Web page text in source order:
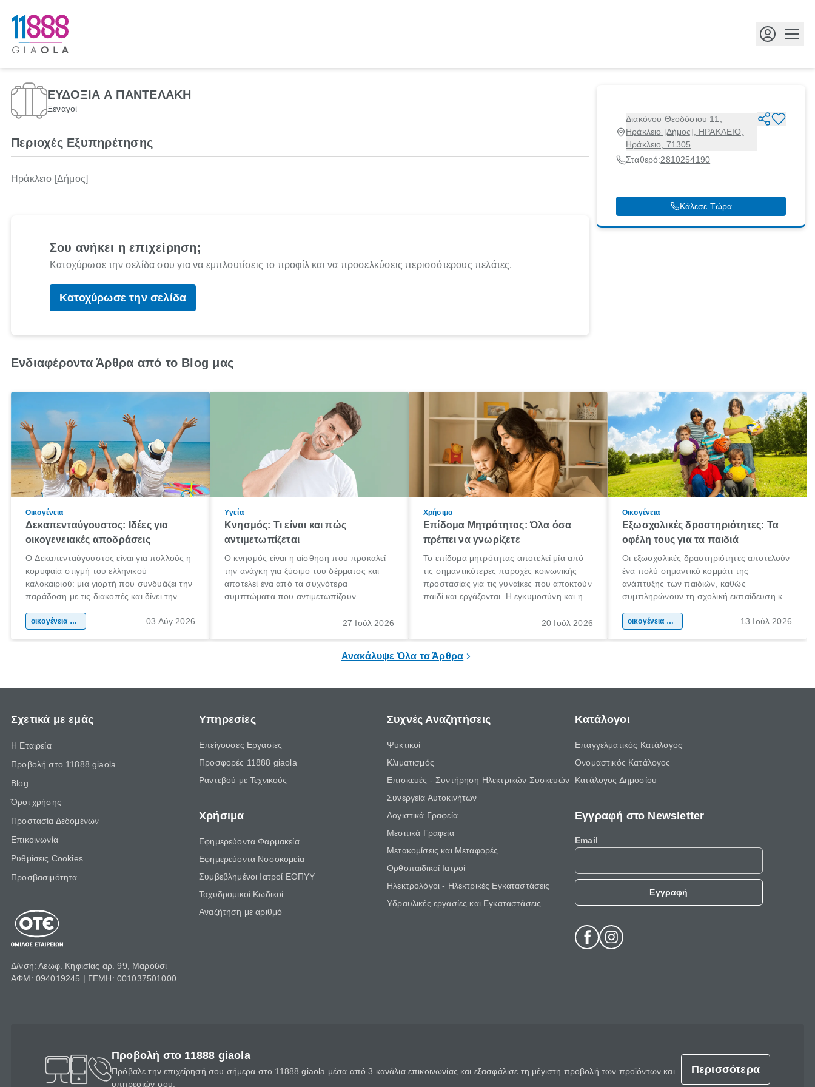
ΕΥΔΟΞΙΑ Α ΠΑΝΤΕΛΑΚΗ
Ξεναγοί
Διακόνου Θεοδόσιου 11,
Ηράκλειο [Δήμος], ΗΡΑΚΛΕΙΟ,
Ηράκλειο, 71305
Σταθερό:2810254190
Κάλεσε Τώρα
Περιοχές Εξυπηρέτησης
Ηράκλειο [Δήμος]
Σου ανήκει η επιχείρηση;
Κατοχύρωσε την σελίδα σου για να εμπλουτίσεις το προφίλ και να προσελκύσεις περισσότερους πελάτες.
Κατοχύρωσε την σελίδα
Ενδιαφέροντα Άρθρα από το Blog μας
Οικογένεια
Δεκαπενταύγουστος: Ιδέες για
οικογενειακές αποδράσεις
Ο Δεκαπενταύγουστος είναι για πολλούς η
κορυφαία στιγμή του ελληνικού
καλοκαιριού: μια γιορτή που συνδυάζει την
παράδοση με τις διακοπές και δίνει την
χώρας. Είτε πρόκειται για λίγες μέρες
οικογένεια & παιδί 03 Αύγ 2026
Υγεία
Κνησμός: Τι είναι και πώς
αντιμετωπίζεται
Ο κνησμός είναι η αίσθηση που προκαλεί
την ανάγκη για ξύσιμο του δέρματος και
αποτελεί ένα από τα συχνότερα
συμπτώματα που αντιμετωπίζουν
πληροφορίες για το «κνησμός τι είναι»,
27 Ιούλ 2026
Χρήσιμα
Επίδομα Μητρότητας: Όλα όσα
πρέπει να γνωρίζετε
Το επίδομα μητρότητας αποτελεί μία από
τις σημαντικότερες παροχές κοινωνικής
προστασίας για τις γυναίκες που αποκτούν
παιδί και εργάζονται. Η εγκυμοσύνη και η
σημαντική περίοδος στη ζωή κάθε20 Ιούλ 2026
Οικογένεια
Εξωσχολικές δραστηριότητες: Τα
οφέλη τους για τα παιδιά
Οι εξωσχολικές δραστηριότητες αποτελούν
ένα πολύ σημαντικό κομμάτι της
ανάπτυξης των παιδιών, καθώς
συμπληρώνουν τη σχολική εκπαίδευση και
της προσωπικότητας, της κοινωνικότητας
οικογένεια & παιδί 13 Ιούλ 2026
Ανακάλυψε Όλα τα Άρθρα
Σχετικά με εμάς
Η Εταιρεία
Προβολή στο 11888 giaola
Blog
Όροι χρήσης
Προστασία Δεδομένων
Επικοινωνία
Ρυθμίσεις Cookies
Προσβασιμότητα
Δ/νση: Λεωφ. Κηφισίας αρ. 99, Μαρούσι
ΑΦΜ: 094019245 | ΓΕΜΗ: 001037501000
Υπηρεσίες
Επείγουσες Εργασίες
Προσφορές 11888 giaola
Ραντεβού με Τεχνικούς
Χρήσιμα
Εφημερεύοντα Φαρμακεία
Εφημερεύοντα Νοσοκομεία
Συμβεβλημένοι Ιατροί ΕΟΠΥΥ
Ταχυδρομικοί Κωδικοί
Αναζήτηση με αριθμό
Συχνές Αναζητήσεις
Ψυκτικοί
Κλιματισμός
Επισκευές - Συντήρηση Ηλεκτρικών Συσκευών
Συνεργεία Αυτοκινήτων
Λογιστικά Γραφεία
Μεσιτικά Γραφεία
Μετακομίσεις και Μεταφορές
Ορθοπαιδικοί Ιατροί
Ηλεκτρολόγοι - Ηλεκτρικές Εγκαταστάσεις
Υδραυλικές εργασίες και Εγκαταστάσεις
Κατάλογοι
Επαγγελματικός Κατάλογος
Ονομαστικός Κατάλογος
Κατάλογος Δημοσίου
Εγγραφή στο Newsletter
Email
Εγγραφή
Προβολή στο 11888 giaola
Πρόβαλε την επιχείρησή σου σήμερα στο 11888 giaola μέσα από 3 κανάλια επικοινωνίας και εξασφάλισε τη μέγιστη προβολή των προϊόντων και
υπηρεσιών σου.
Περισσότερα